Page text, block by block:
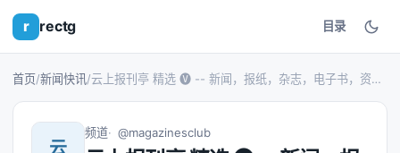
r rectg 目录
首页/新闻快讯/ 云上报刊亭 精选 🅥 -- 新闻，报纸，杂志，电子书，资料 PDF
云
频道 @magazinesclub